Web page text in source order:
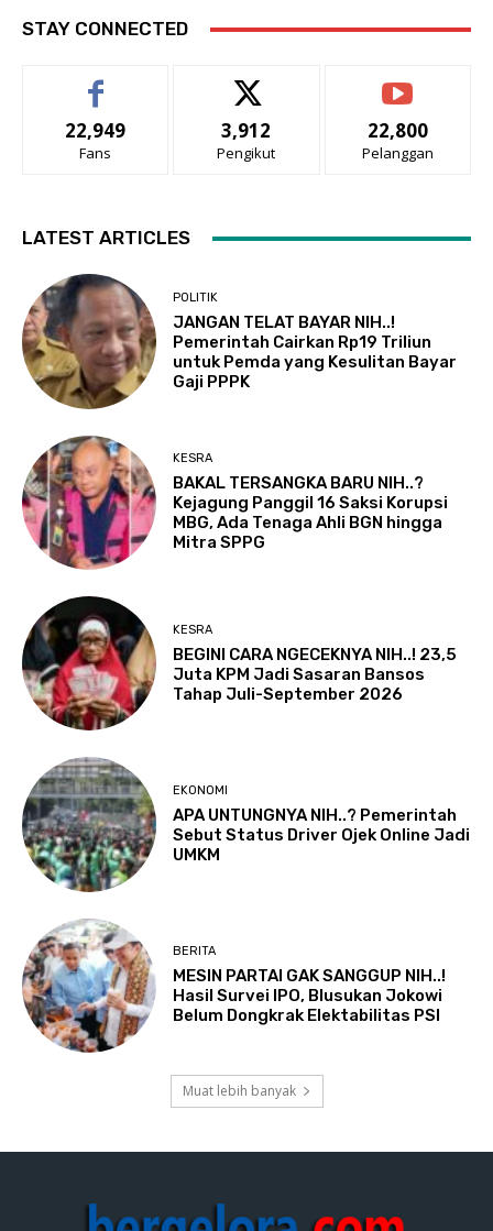
STAY CONNECTED
22,949
Fans
3,912
Pengikut
22,800
Pelanggan
LATEST ARTICLES
POLITIK
JANGAN TELAT BAYAR NIH..!
Pemerintah Cairkan Rp19 Triliun
untuk Pemda yang Kesulitan Bayar
Gaji PPPK
KESRA
BAKAL TERSANGKA BARU NIH..?
Kejagung Panggil 16 Saksi Korupsi
MBG, Ada Tenaga Ahli BGN hingga
Mitra SPPG
KESRA
BEGINI CARA NGECEKNYA NIH..! 23,5
Juta KPM Jadi Sasaran Bansos
Tahap Juli-September 2026
EKONOMI
APA UNTUNGNYA NIH..? Pemerintah
Sebut Status Driver Ojek Online Jadi
UMKM
BERITA
MESIN PARTAI GAK SANGGUP NIH..!
Hasil Survei IPO, Blusukan Jokowi
Belum Dongkrak Elektabilitas PSI
Muat lebih banyak